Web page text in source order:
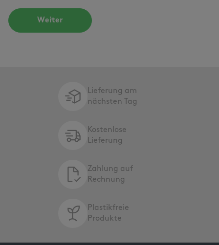
Weiter
Lieferung am
nächsten Tag
Kostenlose
Lieferung
Zahlung auf
Rechnung
Plastikfreie
Produkte